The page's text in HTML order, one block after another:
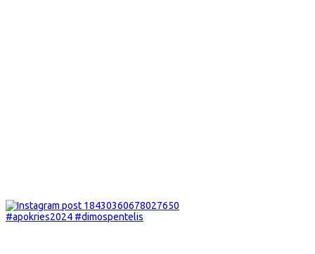
#apokries2024 #dimospentelis